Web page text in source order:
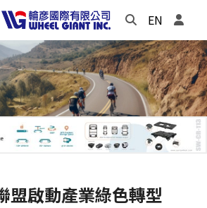
EN
盟啟動產業綠色轉型